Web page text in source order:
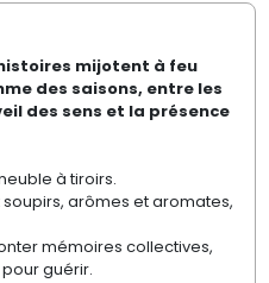
mijotent à feu
des saisons, entre les
des sens et la présence
à tiroirs.
soupirs, arômes et aromates,
mémoires collectives,
guérir.